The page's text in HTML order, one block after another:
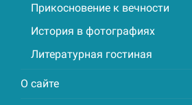
Прикосновение к вечности
История в фотографиях
Литературная гостиная
О сайте